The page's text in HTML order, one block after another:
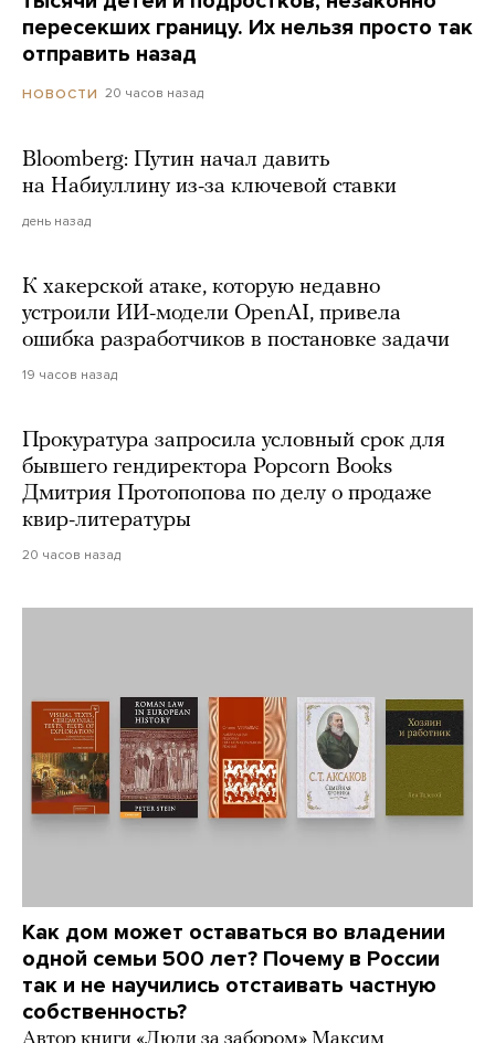
пересекших границу. Их нельзя просто так
отправить назад
НОВОСТИ 20 часов назад
Bloomberg: Путин начал давить
на Набиуллину из-за ключевой ставки
день назад
К хакерской атаке, которую недавно
устроили ИИ-модели OpenAI, привела
ошибка разработчиков в постановке задачи
19 часов назад
Прокуратура запросила условный срок для
бывшего гендиректора Popcorn Books
Дмитрия Протопопова по делу о продаже
квир-литературы
20 часов назад
Как дом может оставаться во владении
одной семьи 500 лет? Почему в России
так и не научились отстаивать частную
собственность?
Автор книги «Люди за забором» Максим